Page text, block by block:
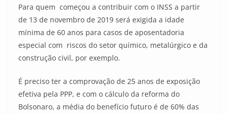
Para quem começou a contribuir com o INSS a partir
de 13 de novembro de 2019 será exigida a idade
mínima de 60 anos para casos de aposentadoria
especial com riscos do setor químico, metalúrgico e da
construção civil, por exemplo.
É preciso ter a comprovação de 25 anos de exposição
efetiva pela PPP, e com o cálculo da reforma do
Bolsonaro, a média do benefício futuro é de 60% das